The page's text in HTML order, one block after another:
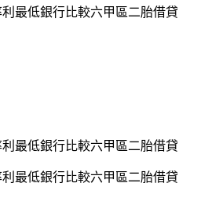
最低銀行比較六甲區二胎借貸
最低銀行比較六甲區二胎借貸
最低銀行比較六甲區二胎借貸